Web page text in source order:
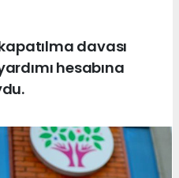
davası
hesabına